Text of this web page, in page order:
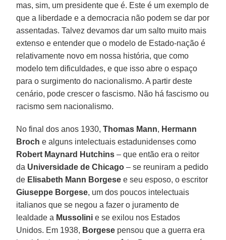
mas, sim, um presidente que é. Este é um exemplo de
que a liberdade e a democracia não podem se dar por
assentadas. Talvez devamos dar um salto muito mais
extenso e entender que o modelo de Estado-nação é
relativamente novo em nossa história, que como
modelo tem dificuldades, e que isso abre o espaço
para o surgimento do nacionalismo. A partir deste
cenário, pode crescer o fascismo. Não há fascismo ou
racismo sem nacionalismo.
No final dos anos 1930,Thomas Mann, Hermann
Broch e alguns intelectuais estadunidenses como
Robert Maynard Hutchins – que então era o reitor
da Universidade de Chicago – se reuniram a pedido
de Elisabeth Mann Borgese e seu esposo, o escritor
Giuseppe Borgese, um dos poucos intelectuais
italianos que se negou a fazer o juramento de
lealdade a Mussolini e se exilou nos Estados
Unidos. Em 1938, Borgese pensou que a guerra era